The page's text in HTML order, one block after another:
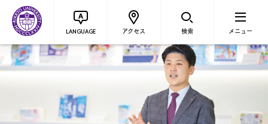
LANGUAGE アクセス 検索 メニュー